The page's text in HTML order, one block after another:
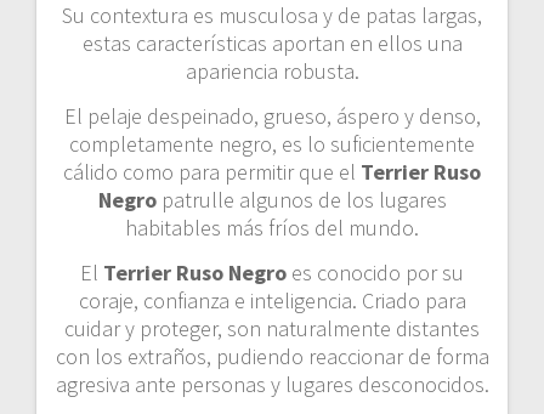
Su contextura es musculosa y de patas largas,
estas características aportan en ellos una
apariencia robusta.
El pelaje despeinado, grueso, áspero y denso,
completamente negro, es lo suficientemente
cálido como para permitir que el Terrier Ruso
Negropatrulle algunos de los lugares
habitables más fríos del mundo.
El Terrier Ruso Negro es conocido por su
coraje, confianza e inteligencia. Criado para
cuidar y proteger, son naturalmente distantes
con los extraños, pudiendo reaccionar de forma
agresiva ante personas y lugares desconocidos.